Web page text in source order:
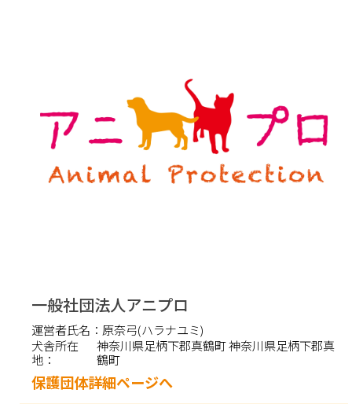
一般社団法人アニプロ
運営者氏名： 原奈弓(ハラナユミ)
犬舎所在
地：
神奈川県足柄下郡真鶴町 神奈川県足柄下郡真
鶴町
保護団体詳細ページへ